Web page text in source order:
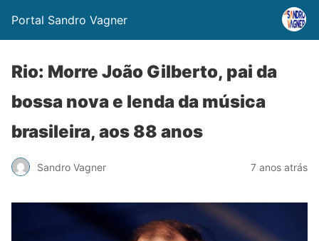
Portal Sandro Vagner
Rio: Morre João Gilberto, pai da
bossa nova e lenda da música
brasileira, aos 88 anos
Sandro Vagner 7 anos atrás